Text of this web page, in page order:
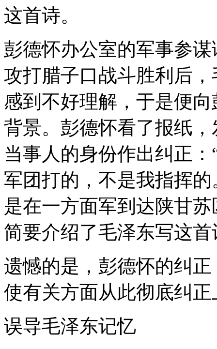
这首诗。
彭德怀办公室的军事参
攻打腊子口战斗胜利后
感到不好理解，于是便
背景。彭德怀看了报纸
当事人的身份作出纠正
军团打的，不是我指挥
是在一方面军到达陕甘
简要介绍了毛泽东写这
遗憾的是，彭德怀的纠
使有关方面从此彻底纠
误导毛泽东记忆